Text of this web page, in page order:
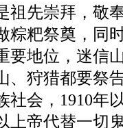
先崇拜，敬
粽粑祭奠，同
要地位，迷信
、狩猎都要祭
社会，1910年
上帝代替一切